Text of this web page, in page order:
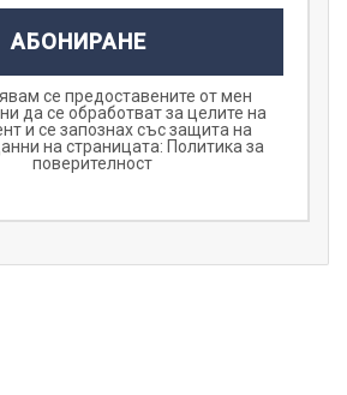
АБОНИРАНЕ
се предоставените от мен
да се обработват за целите на
и се запознах със защита на
на страницата: Политика за
поверителност